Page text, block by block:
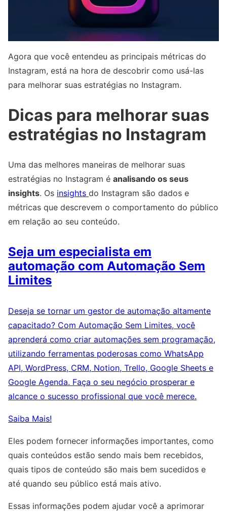
Agora que você entendeu as principais métricas do
Instagram, está na hora de descobrir como usá-las
para melhorar suas estratégias no Instagram.
Dicas para melhorar suas
estratégias no Instagram
Uma das melhores maneiras de melhorar suas
estratégias no Instagram é analisando os seus
insights. Os insights do Instagram são dados e
métricas que descrevem o comportamento do público
em relação ao seu conteúdo.
Seja um especialista em
automação com Automação Sem
Limites
Deseja se tornar um gestor de automação altamente
capacitado? Com Automação Sem Limites, você
aprenderá como criar automações sem programação,
utilizando ferramentas poderosas como WhatsApp
API, WordPress, CRM, Notion, Trello, Google Sheets e
Google Agenda. Faça o seu negócio prosperar e
alcance o sucesso profissional que você merece.
Saiba Mais!
Eles podem fornecer informações importantes, como
quais conteúdos estão sendo mais bem recebidos,
quais tipos de conteúdo são mais bem sucedidos e
até quando seu público está mais ativo.
Essas informações podem ajudar você a aprimorar